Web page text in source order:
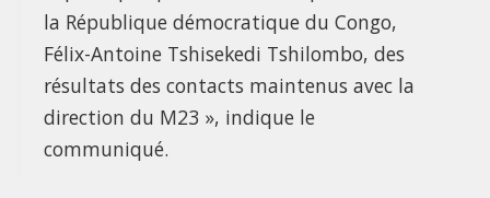
la République démocratique du Congo,
Félix-Antoine Tshisekedi Tshilombo, des
résultats des contacts maintenus avec la
direction du M23 », indique le
communiqué.